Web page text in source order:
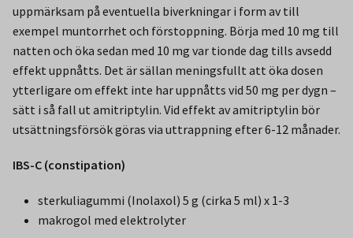
uppmärksam på eventuella biverkningar i form av till
exempel muntorrhet och förstoppning. Börja med 10 mg till
natten och öka sedan med 10 mg var tionde dag tills avsedd
effekt uppnåtts. Det är sällan meningsfullt att öka dosen
ytterligare om effekt inte har uppnåtts vid 50 mg per dygn –
sätt i så fall ut amitriptylin. Vid effekt av amitriptylin bör
utsättningsförsök göras via uttrappning efter 6-12 månader.
IBS-C (constipation)
sterkuliagummi (Inolaxol) 5 g (cirka 5 ml) x 1-3
makrogol med elektrolyter